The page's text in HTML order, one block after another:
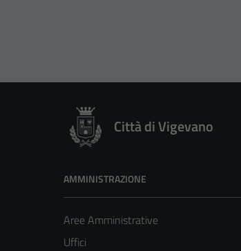
Città di Vigevano
AMMINISTRAZIONE
Aree Amministrative
Uffici